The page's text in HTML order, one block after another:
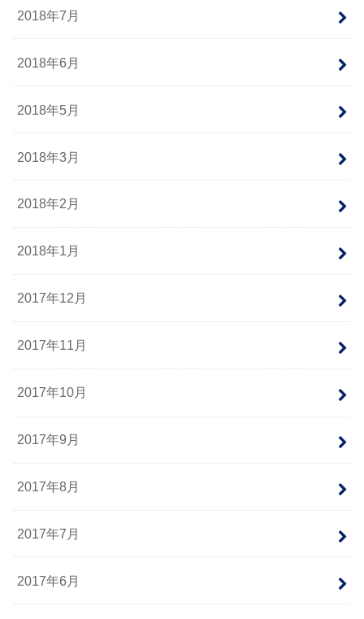
2018年7月
2018年6月
2018年5月
2018年3月
2018年2月
2018年1月
2017年12月
2017年11月
2017年10月
2017年9月
2017年8月
2017年7月
2017年6月